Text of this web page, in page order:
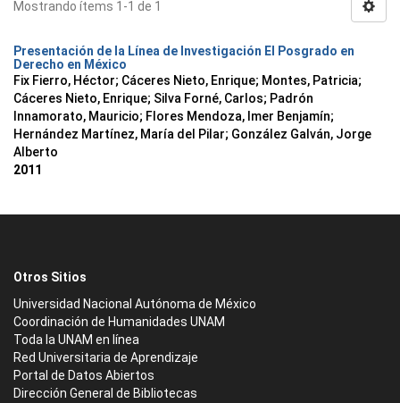
Mostrando ítems 1-1 de 1
Presentación de la Línea de Investigación El Posgrado en
Derecho en México
Fix Fierro, Héctor; Cáceres Nieto, Enrique; Montes, Patricia;
Cáceres Nieto, Enrique; Silva Forné, Carlos; Padrón
Innamorato, Mauricio; Flores Mendoza, Imer Benjamín;
Hernández Martínez, María del Pilar; González Galván, Jorge
Alberto
2011
Otros Sitios
Universidad Nacional Autónoma de México
Coordinación de Humanidades UNAM
Toda la UNAM en línea
Red Universitaria de Aprendizaje
Portal de Datos Abiertos
Dirección General de Bibliotecas